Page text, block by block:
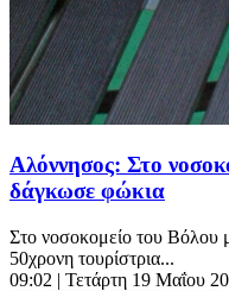
Αλόννησος: Στο
δάγκωσε φώκια
Στο νοσοκομείο του Βόλου
50χρονη τουρίστρια...
09:02 | Τετάρτη 19 Μαΐου